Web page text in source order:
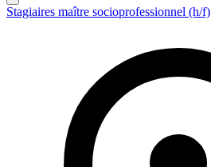
Stagiaires maître socioprofessionnel (h/f)